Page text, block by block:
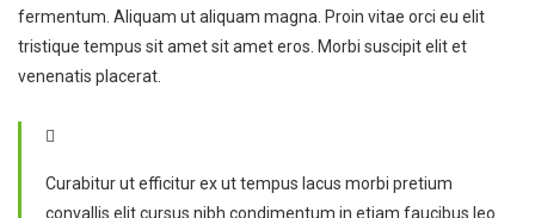
fermentum. Aliquam ut aliquam magna. Proin vitae orci eu elit
tristique tempus sit amet sit amet eros. Morbi suscipit elit et
venenatis placerat.
Curabitur ut efficitur ex ut tempus lacus morbi pretium
convallis elit cursus nibh condimentum in etiam faucibus leo